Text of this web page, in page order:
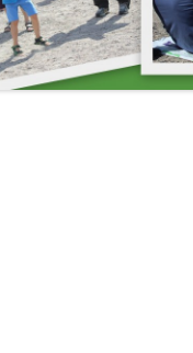
15.4.2018
HALLITUKSEN
KAKSIO
2004